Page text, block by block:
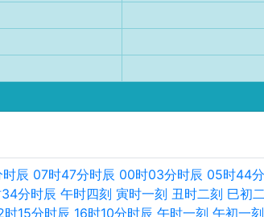
辰 07时47分时辰 00时03分时辰 05时44
分时辰 午时四刻 寅时一刻 丑时二刻 巳初
时15分时辰 16时10分时辰 午时一刻 午初一刻